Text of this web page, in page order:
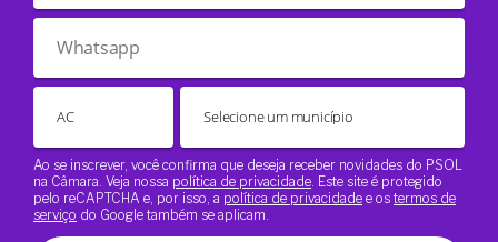
Ao se inscrever, você confirma que deseja receber novidades do PSOL
na Câmara. Veja nossa política de privacidade . Este site é protegido
pelo reCAPTCHA e, por isso, a política de privacidade e os termos de
serviço do Google também se aplicam.